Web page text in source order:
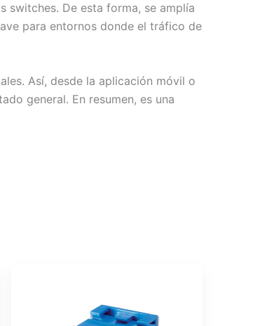
switches. De esta forma, se amplía
para entornos donde el tráfico de
Así, desde la aplicación móvil o
general. En resumen, es una